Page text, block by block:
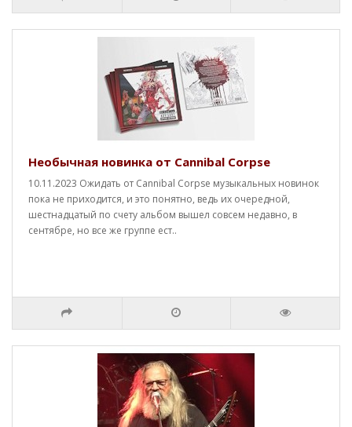
Необычная новинка от Cannibal Corpse
10.11.2023 Ожидать от Cannibal Corpse музыкальных новинок
пока не приходится, и это понятно, ведь их очередной,
шестнадцатый по счету альбом вышел совсем недавно, в
сентябре, но все же группе ест..